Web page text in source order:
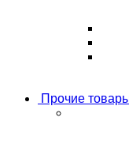
Прочие